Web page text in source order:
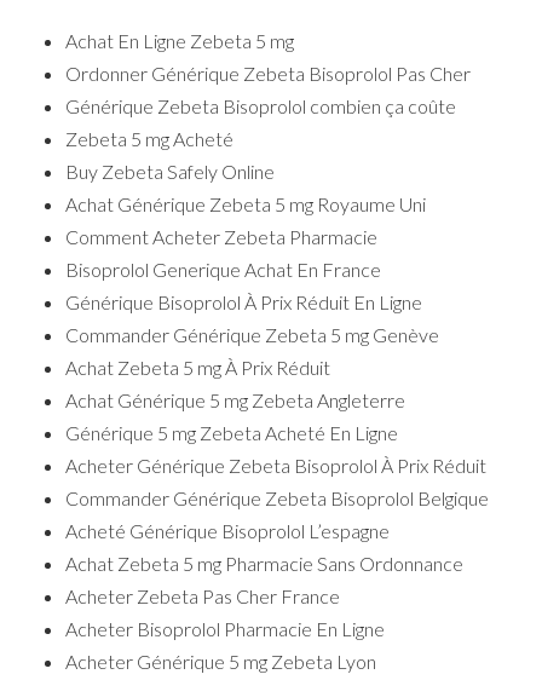
Achat En Ligne Zebeta 5 mg
Ordonner Générique Zebeta Bisoprolol Pas Cher
Générique Zebeta Bisoprolol combien ça coûte
Zebeta 5 mg Acheté
Buy Zebeta Safely Online
Achat Générique Zebeta 5 mg Royaume Uni
Comment Acheter Zebeta Pharmacie
Bisoprolol Generique Achat En France
Générique Bisoprolol À Prix Réduit En Ligne
Commander Générique Zebeta 5 mg Genève
Achat Zebeta 5 mg À Prix Réduit
Achat Générique 5 mg Zebeta Angleterre
Générique 5 mg Zebeta Acheté En Ligne
Acheter Générique Zebeta Bisoprolol À Prix Réduit
Commander Générique Zebeta Bisoprolol Belgique
Acheté Générique Bisoprolol L’espagne
Achat Zebeta 5 mg Pharmacie Sans Ordonnance
Acheter Zebeta Pas Cher France
Acheter Bisoprolol Pharmacie En Ligne
Acheter Générique 5 mg Zebeta Lyon